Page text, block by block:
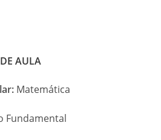
AULA
Matemática
Fundamental